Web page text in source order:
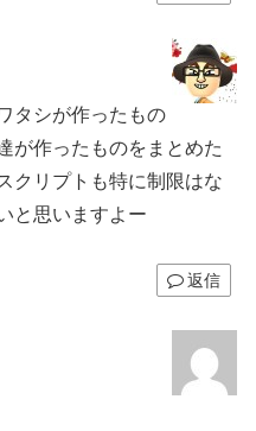
タシが作ったもの
が作ったものをまとめた
クリプトも特に制限はな
と思いますよー
返信